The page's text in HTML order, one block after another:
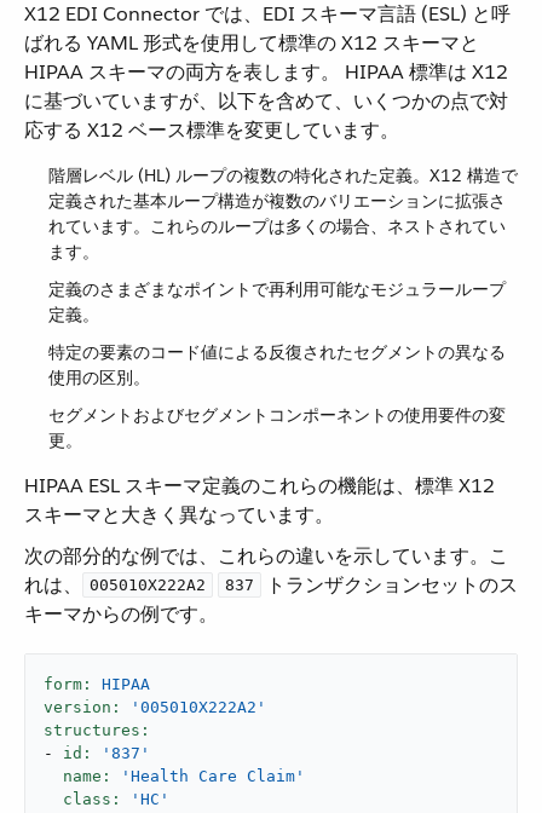
X12 EDI Connector では、EDI スキーマ言語 (ESL) と呼
ばれる YAML 形式を使用して標準の X12 スキーマと
HIPAA スキーマの両方を表します。 HIPAA 標準は X12
に基づいていますが、以下を含めて、いくつかの点で対
応する X12 ベース標準を変更しています。
階層レベル (HL) ループの複数の特化された定義。X12 構造で
定義された基本ループ構造が複数のバリエーションに拡張さ
れています。これらのループは多くの場合、ネストされてい
ます。
定義のさまざまなポイントで再利用可能なモジュラーループ
定義。
特定の要素のコード値による反復されたセグメントの異なる
使用の区別。
セグメントおよびセグメントコンポーネントの使用要件の変
更。
HIPAA ESL スキーマ定義のこれらの機能は、標準 X12
スキーマと大きく異なっています。
次の部分的な例では、これらの違いを示しています。こ
れは、​
005010X222A2 837
​ トランザクションセットのス
キーマからの例です。
form:
HIPAA
version:
'005010X222A2'
structures:
-
id:
'837'
name:
'Health Care Claim'
class:
'HC'